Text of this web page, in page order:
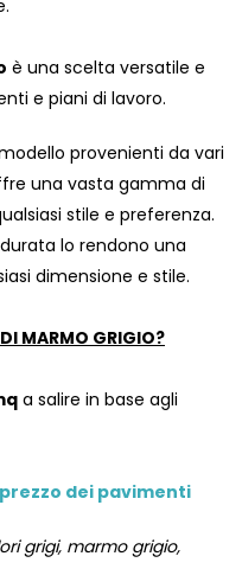
è una scelta versatile e
e piani di lavoro.
provenienti da vari
una vasta gamma di
stile e preferenza.
lo rendono una
dimensione e stile.
MARMO GRIGIO?
a salire in base agli
prezzo dei pavimenti
grigi, marmo grigio,